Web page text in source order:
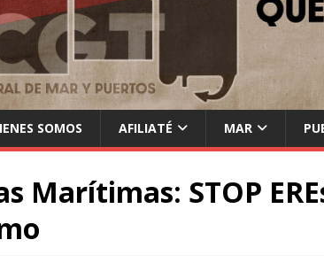
SOMOS AFILIATÉ MAR
Marítimas: STOP